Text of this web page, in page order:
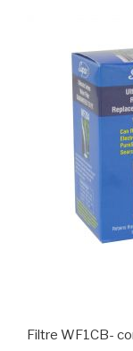
Filtre WF1CB-